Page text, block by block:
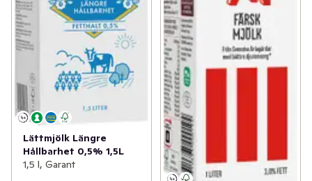
Lättmjölk Längre
Hållbarhet 0,5% 1,5L
1,5 l, Garant